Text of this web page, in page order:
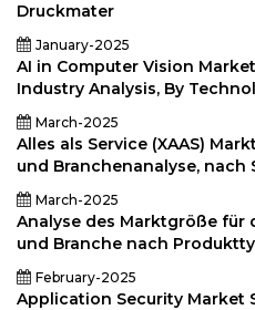
Druckmater
January-2025
AI in Computer Vision
Industry Analysis, By
March-2025
Alles als Service (XAAS)
und Branchenanalyse, nach
March-2025
Analyse des Marktgröße
und Branche nach
February-2025
Application Security Market